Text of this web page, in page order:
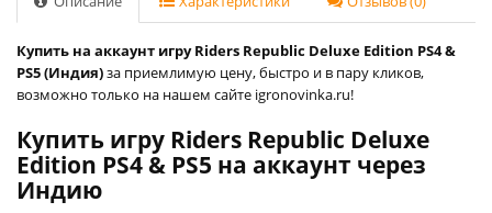
Купить на аккаунт игру Riders Republic Deluxe Edition PS4 &
PS5 (Индия)за приемлимую цену, быстро и в пару кликов,
возможно только на нашем сайте igronovinka.ru!
Купить игру Riders Republic Deluxe
Edition PS4 & PS5 на аккаунт через
Индию